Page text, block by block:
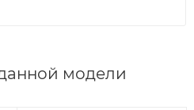
модели